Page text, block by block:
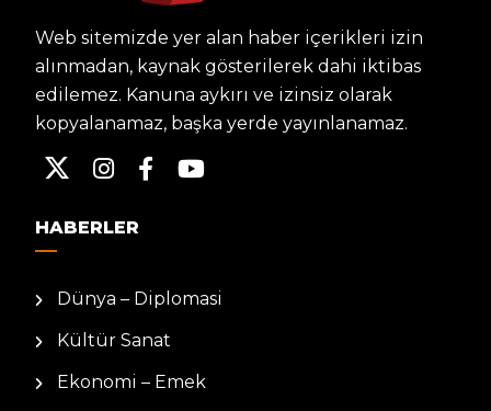
Web sitemizde yer alan haber içerikleri izin
alınmadan, kaynak gösterilerek dahi iktibas
edilemez. Kanuna aykırı ve izinsiz olarak
kopyalanamaz, başka yerde yayınlanamaz.
HABERLER
Dünya – Diplomasi
Kültür Sanat
Ekonomi – Emek